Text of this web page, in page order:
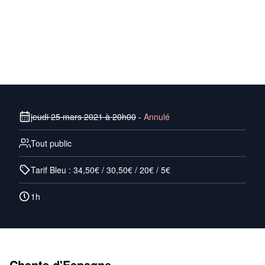
jeudi 25 mars 2021 à 20h00 - Annulé
Tout public
Tarif Bleu : 34,50€ / 30,50€ / 20€ / 5€
1h